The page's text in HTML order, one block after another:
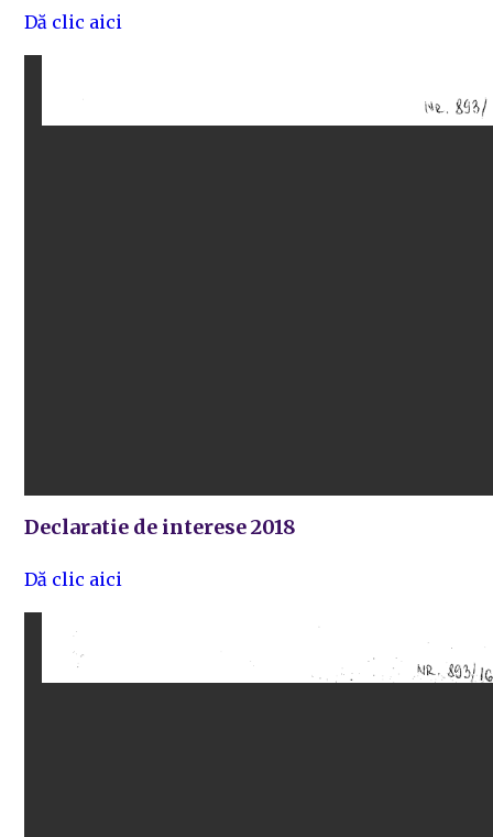
Dă clic aici
Declaratie de interese 2018
Dă clic aici